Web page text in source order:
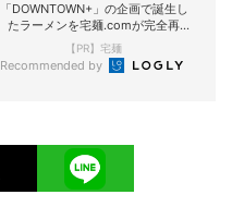
「DOWNTOWN+」の企画で誕生し
たラーメンを宅麺.comが完全再
現！
【PR】宅麺
Recommended by